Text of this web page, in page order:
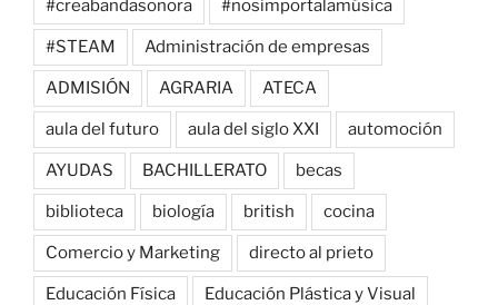
#creabandasonora #nosimportalamúsica
#STEAM Administración de empresas
ADMISIÓN AGRARIA ATECA
aula del futuro aula del siglo XXI automoción
AYUDAS BACHILLERATO becas
biblioteca biología british cocina
Comercio y Marketing directo al prieto
Educación Física Educación Plástica y Visual